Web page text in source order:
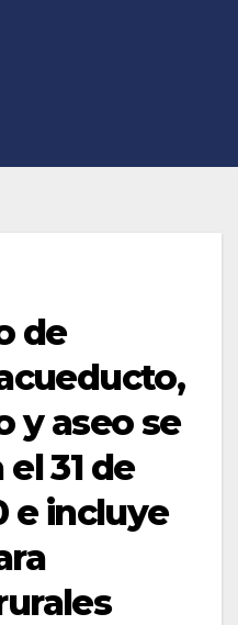
de
y aseo se
31 de
e incluye